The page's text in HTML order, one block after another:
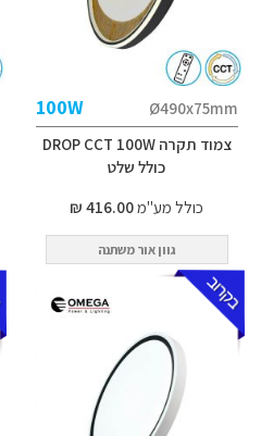
Ø490x75mm
100W
צמוד תקרה DROP CCT 100W
כולל שלט
כולל מע"מ416.00 ₪
גוון אור משתנה